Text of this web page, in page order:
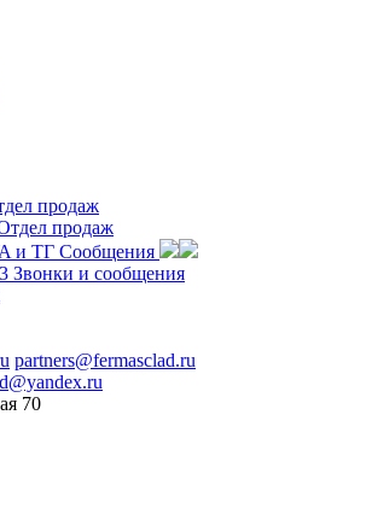
продаж
продаж
и ТГ Сообщения
Звонки и сообщения
partners@fermasclad.ru
70